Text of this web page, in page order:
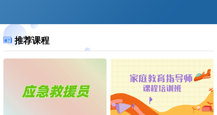
推荐课程